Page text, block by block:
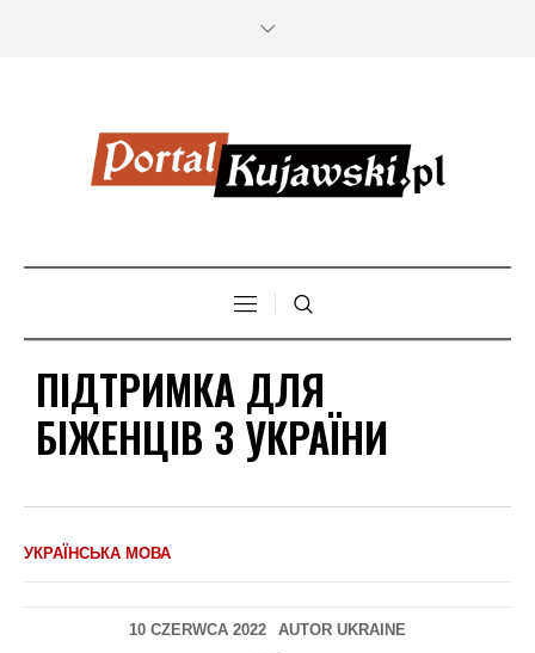
ПІДТРИМКА ДЛЯ
БІЖЕНЦІВ З УКРАЇНИ
УКРАЇНСЬКА МОВА
10 CZERWCA 2022 AUTOR UKRAINE